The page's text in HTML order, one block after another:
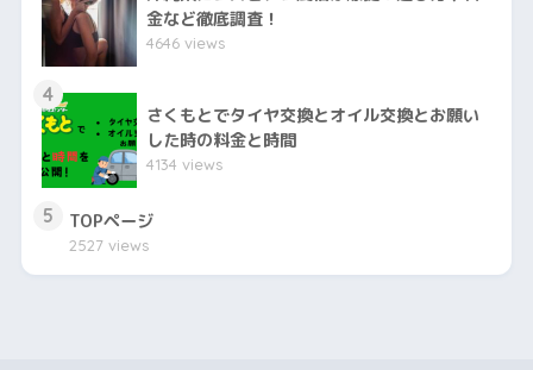
金など徹底調査！
4646 views
4
さくもとでタイヤ交換とオイル交換とお願い
した時の料金と時間
4134 views
5 TOPページ
2527 views